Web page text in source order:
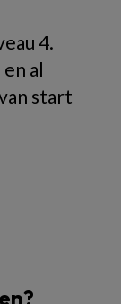
4.
al
start